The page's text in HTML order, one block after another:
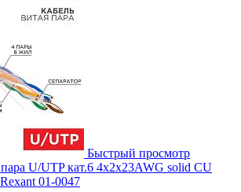
Быстрый просмотр
U/UTP кат.6 4х2х23AWG solid CU
01-0047